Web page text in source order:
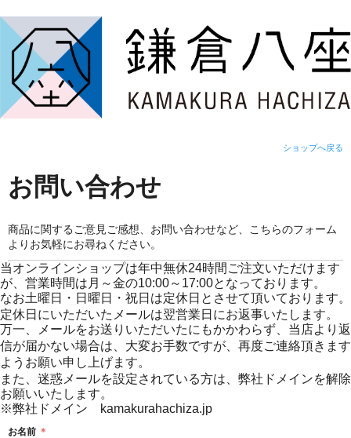
ショップへ戻る
お問い合わせ
商品に関するご意見ご感想、お問い合わせなど、こちらのフォーム
よりお気軽にお尋ねください。
当オンラインショップは年中無休24時間ご注文いただけます
が、営業時間は月～金の10:00～17:00となっております。
なお土曜日・日曜日・祝日は定休日とさせて頂いております。
定休日にいただいたメールは翌営業日にお返事いたします。
万一、メールをお送りいただいたにもかかわらず、当店より返
信が届かない場合は、大変お手数ですが、再度ご連絡頂きます
ようお願い申し上げます。
また、迷惑メールを設定されている方は、弊社ドメインを解除
お願いいたします。
※弊社ドメイン kamakurahachiza.jp
お名前 ＊